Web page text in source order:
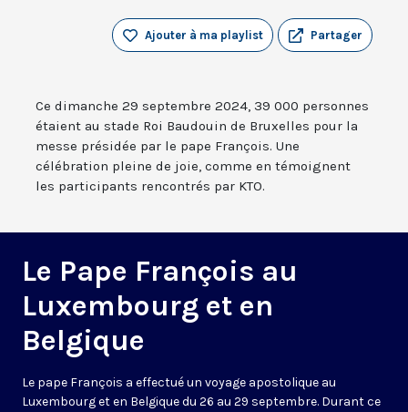
Partager
Ajouter à ma playlist
Ce dimanche 29 septembre 2024, 39 000 personnes
étaient au stade Roi Baudouin de Bruxelles pour la
messe présidée par le pape François. Une
célébration pleine de joie, comme en témoignent
les participants rencontrés par KTO.
Le Pape François au
Luxembourg et en
Belgique
Le pape François a effectué un voyage apostolique au
Luxembourg et en Belgique du 26 au 29 septembre. Durant ce